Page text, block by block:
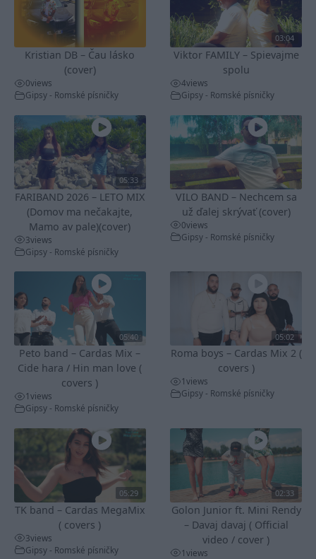
Kristian DB – Čau lásko
(cover)
0views
Gipsy - Romské písničky
03:04
Viktor FAMILY – Spievajme
spolu
4views
Gipsy - Romské písničky
05:33
FARIBAND 2026 – LETO MIX
(Domov ma nečakajte,
Mamo av pale)(cover)
3views
Gipsy - Romské písničky
VILO BAND – Nechcem sa
už ďalej skrývať (cover)
0views
Gipsy - Romské písničky
05:40
Peto band – Cardas Mix –
Cide hara / Hin man love (
covers )
1views
Gipsy - Romské písničky
05:02
Roma boys – Cardas Mix 2 (
covers )
1views
Gipsy - Romské písničky
05:29
TK band – Cardas MegaMix
( covers )
3views
Gipsy - Romské písničky
02:33
Golon Junior ft. Mini Rendy
– Davaj davaj ( Official
video / cover )
1views